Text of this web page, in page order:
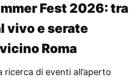
Fest 2026: tra
vivo e serate
Roma
ricerca di eventi all’aperto